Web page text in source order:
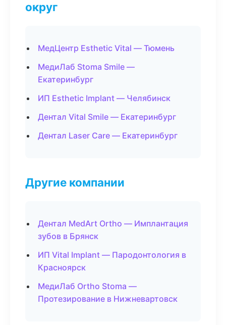
округ
МедЦентр Esthetic Vital — Тюмень
МедиЛаб Stoma Smile —
Екатеринбург
ИП Esthetic Implant — Челябинск
Дентал Vital Smile — Екатеринбург
Дентал Laser Care — Екатеринбург
Другие компании
Дентал MedArt Ortho — Имплантация
зубов в Брянск
ИП Vital Implant — Пародонтология в
Красноярск
МедиЛаб Ortho Stoma —
Протезирование в Нижневартовск